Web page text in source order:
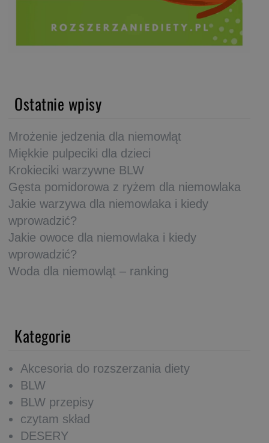
Ostatnie wpisy
Mrożenie jedzenia dla niemowląt
Miękkie pulpeciki dla dzieci
Krokieciki warzywne BLW
Gęsta pomidorowa z ryżem dla niemowlaka
Jakie warzywa dla niemowlaka i kiedy
wprowadzić?
Jakie owoce dla niemowlaka i kiedy
wprowadzić?
Woda dla niemowląt – ranking
Kategorie
Akcesoria do rozszerzania diety
BLW
BLW przepisy
czytam skład
DESERY